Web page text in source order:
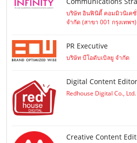
บริษัท อินฟินิตี้ คอมมิวนิเค
จำกัด (สาขา 001 กรุงเทพฯ)
PR Executive
บริษัท บีโอดับเบิลยู จำกัด
Digital Content Editor
Redhouse Digital Co., Ltd.
Creative Content